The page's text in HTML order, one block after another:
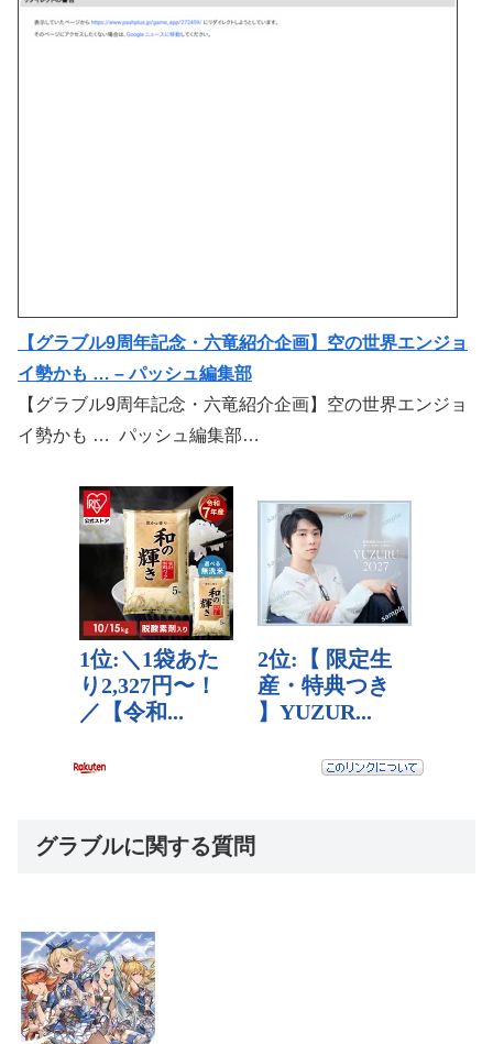
【グラブル9周年記念・六竜紹介企画】空の世界エンジョ
イ勢かも … – パッシュ編集部
【グラブル9周年記念・六竜紹介企画】空の世界エンジョ
イ勢かも … パッシュ編集部…
グラブルに関する質問